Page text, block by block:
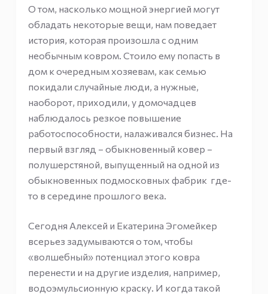
О том, насколько мощной энергией могут
обладать некоторые вещи, нам поведает
история, которая произошла с одним
необычным ковром. Стоило ему попасть в
дом к очередным хозяевам, как семью
покидали случайные люди, а нужные,
наоборот, приходили, у домочадцев
наблюдалось резкое повышение
работоспособности, налаживался бизнес. На
первый взгляд – обыкновенный ковер –
полушерстяной, выпущенный на одной из
обыкновенных подмосковных фабрик где-
то в середине прошлого века.
Сегодня Алексей и Екатерина Эгомейкер
всерьез задумываются о том, чтобы
«волшебный» потенциал этого ковра
перенести и на другие изделия, например,
водоэмульсионную краску. И когда такой